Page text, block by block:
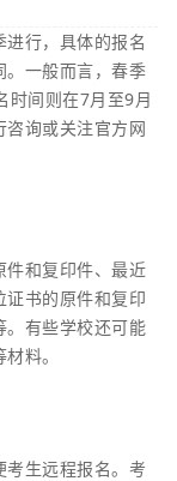
行，具体的报名
。一般而言，春季
时间则在7月至9月
询或关注官方网
件和复印件、最近
书的原件和复印
。有些学校还可能
料。
生远程报名。考